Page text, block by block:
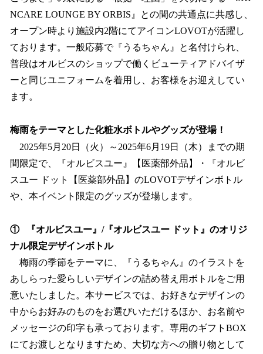
NCARE LOUNGE BY ORBIS』との間の共通点に共感し、
オープン時より施設内2階にてアイコンLOVOTが活躍し
ております。一般応募で『うるちゃん』と名付けられ、
普段はオルビスのショップで働くビューティアドバイザ
ーと同じユニフォームを着用し、お客様をお迎えしてい
ます。
梅雨をテーマとした化粧水ボトルやグッズが登場！
2025年5月20日（火）～2025年6月19日（木）までの期
間限定で、『オルビスユー』【医薬部外品】・『オルビ
スユー ドット【医薬部外品】のLOVOTデザインボトル
や、本イベント限定のグッズが登場します。
① 『オルビスユー』/『オルビスユー ドット』のオリジ
ナル限定デザインボトル
梅雨の季節をテーマに、『うるちゃん』のイラストを
あしらった愛らしいデザインの詰め替え用ボトルをご用
意いたしました。本サービスでは、お好きなデザインの
中からお好みのものをお選びいただけるほか、お名前や
メッセージの印字も承っております。専用のギフトBOX
にてお渡しとなりますため、大切な方への贈り物として